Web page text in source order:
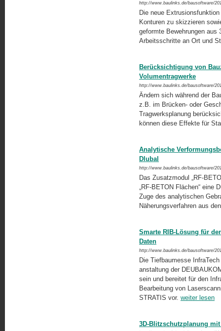
http://www.baulinks.de/bausoftware/
Die neue
Konturen zu skizzieren
geformte Bewehrungen aus
Arbeitsschritte an Ort und
Berücksichtigung von
Volumentragwerke
http://www.baulinks.de/bausoftware/
Ändern sich während der
z.B. im Brücken- oder
Tragwerksplanung
können diese Effekte für
Analytische
Dlubal
http://www.baulinks.de/bausoftware/
Das Zusatzmodul „RF-
„RF-BETON Flächen“ eine
Zuge des analytischen
Näherungsverfahren aus
Smarte RIB-Lösung für
Daten
http://www.baulinks.de/bausoftware/
Die Tiefbaumesse
anstaltung der
sein und bereitet für den
Bearbeitung von
STRATIS vor. weiter lesen
3D-Blitzschutzplanung mit